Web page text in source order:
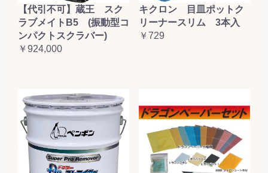
【代引不可】蔵王 スク
ラブメイトB5 (振動型コ
ンパクトスクラバー)
￥924,000
キクロン 目皿ポットク
リーナースリム 3本入
￥729